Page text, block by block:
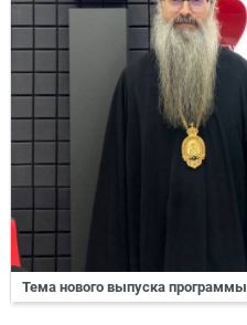
Тема нового выпуска